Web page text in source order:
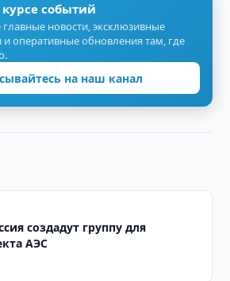
курсе событий
новости, эксклюзивные
оперативные обновления там, где
на наш канал
создадут группу для
АЭС